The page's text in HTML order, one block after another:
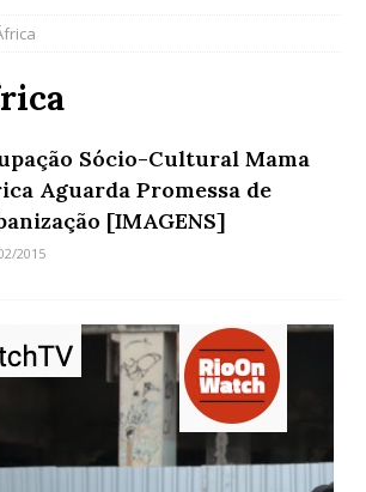
Sócio-Cultural Mama
Aguarda Promessa de
[IMAGENS]
2015